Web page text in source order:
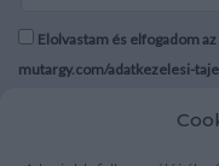
Elolvastam és elfogadom
mutargy.com/adatkezelesi-
Médiaajánlat